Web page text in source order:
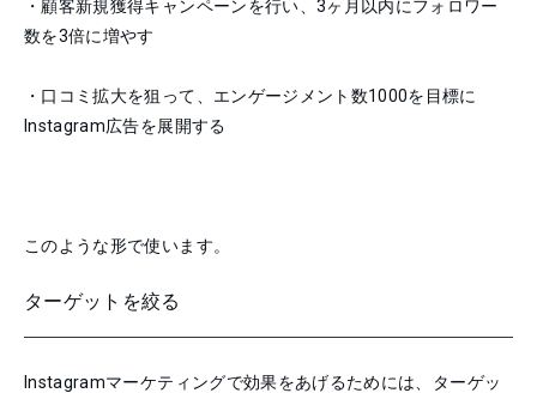
・顧客新規獲得キャンペーンを行い、3ヶ月以内にフォロワー
数を3倍に増やす
・口コミ拡大を狙って、エンゲージメント数1000を目標に
Instagram広告を展開する
このような形で使います。
ターゲットを絞る
Instagramマーケティングで効果をあげるためには、ターゲッ